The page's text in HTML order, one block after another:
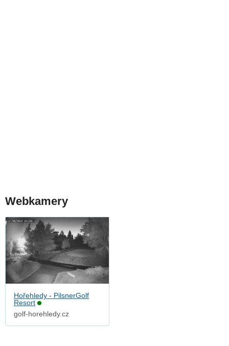
Webkamery
Hořehledy - PilsnerGolf
Resort
golf-horehledy.cz